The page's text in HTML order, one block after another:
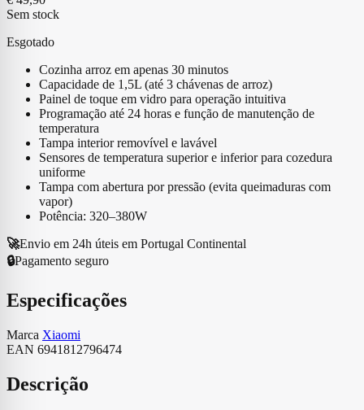
Sem stock
Esgotado
Cozinha arroz em apenas 30 minutos
Capacidade de 1,5L (até 3 chávenas de arroz)
Painel de toque em vidro para operação intuitiva
Programação até 24 horas e função de manutenção de
temperatura
Tampa interior removível e lavável
Sensores de temperatura superior e inferior para cozedura
uniforme
Tampa com abertura por pressão (evita queimaduras com
vapor)
Potência: 320–380W
🚀Envio em 24h úteis em Portugal Continental
🔒Pagamento seguro
Especificações
Marca Xiaomi
EAN 6941812796474
Descrição